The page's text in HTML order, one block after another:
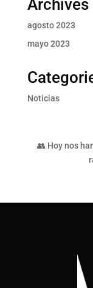
Archives
agosto 2023
mayo 2023
Noticias
👥 Hoy nos